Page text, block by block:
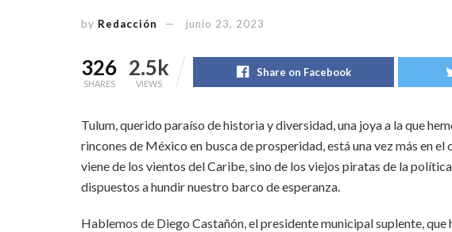
by Redacción junio 23, 2023
326
SHARES
2.5k
VIEWS
Share on Facebook
Tulum, querido paraíso de historia y diversidad, una joya a la que
rincones de México en busca de prosperidad, está una vez más en
viene de los vientos del Caribe, sino de los viejos piratas de la
dispuestos a hundir nuestro barco de esperanza.
Hablemos de Diego Castañón, el presidente municipal suplente,